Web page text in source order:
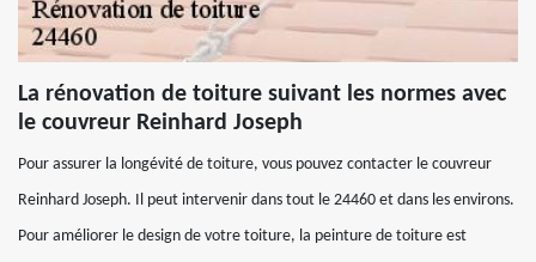
La rénovation de toiture suivant les normes avec
le couvreur Reinhard Joseph
Pour assurer la longévité de toiture, vous pouvez contacter le couvreur
Reinhard Joseph. Il peut intervenir dans tout le 24460 et dans les environs.
Pour améliorer le design de votre toiture, la peinture de toiture est